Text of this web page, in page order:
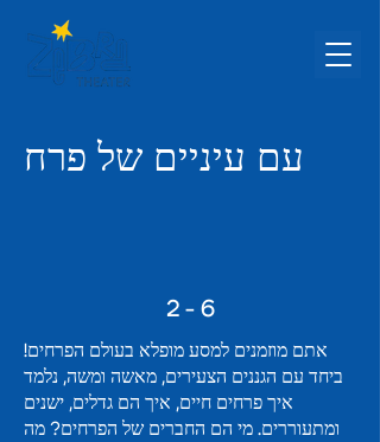
עם עיניים של פרח
2 - 6
אתם מוזמנים למסע מופלא בעולם הפרחים!
ביחד עם הגננים הצעירים, מאשה ומשה, נלמד
איך פרחים חיים, איך הם גדלים, ישנים
ומתעוררים. מי הם החברים של הפרחים? מה